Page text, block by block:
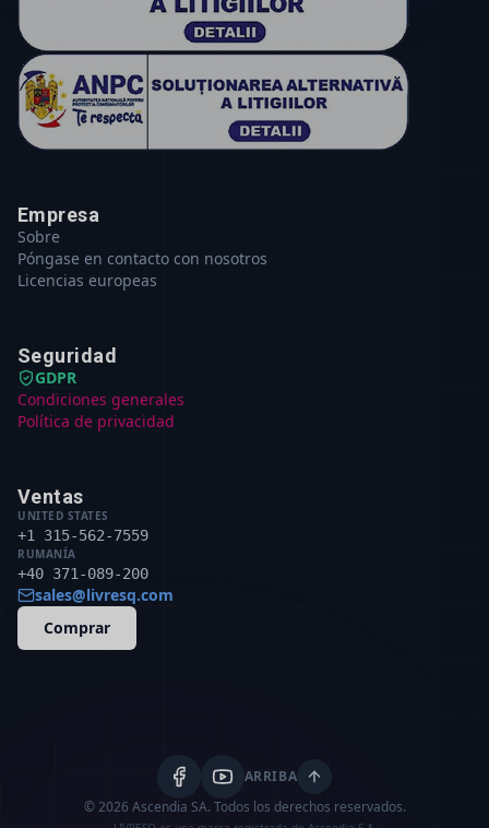
Empresa
Sobre
Póngase en contacto con nosotros
Licencias europeas
Seguridad
GDPR
Condiciones generales
Política de privacidad
Ventas
UNITED STATES
+1 315-562-7559
RUMANÍA
+40 371-089-200
sales@livresq.com
Comprar
ARRIBA
© 2026 Ascendia SA. Todos los derechos reservados.